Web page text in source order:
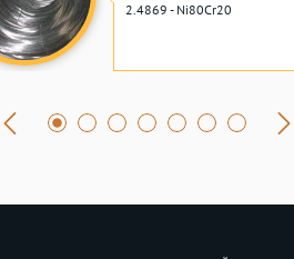
2.4869 - Ni80Cr20